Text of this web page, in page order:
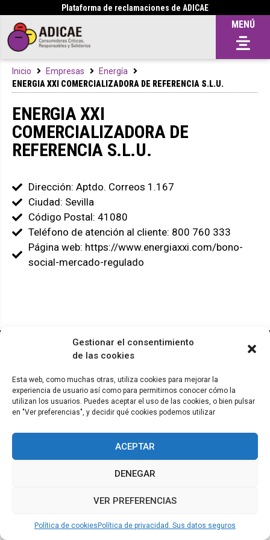
Gestionar el consentimiento
de las cookies
Esta web, como muchas otras, utiliza cookies para mejorar la
experiencia de usuario así como para permitirnos conocer cómo la
utilizan los usuarios. Puedes aceptar el uso de las cookies, o bien pulsar
en "Ver preferencias", y decidir qué cookies podemos utilizar
ACEPTAR
DENEGAR
VER PREFERENCIAS
Política de cookies Política de privacidad. Sus datos seguros
Plataforma de reclamaciones de ADICAE
MENÚ
Inicio Empresas
Energía
ENERGIA XXI COMERCIALIZADORA DE REFERENCIA S.L.U.
ENERGIA XXI
COMERCIALIZADORA DE
REFERENCIA S.L.U.
Dirección: Aptdo. Correos 1.167
Ciudad: Sevilla
Código Postal: 41080
Teléfono de atención al cliente: 800 760 333
Página web: https://www.energiaxxi.com/bono-
social-mercado-regulado
© ADICAE - 2022